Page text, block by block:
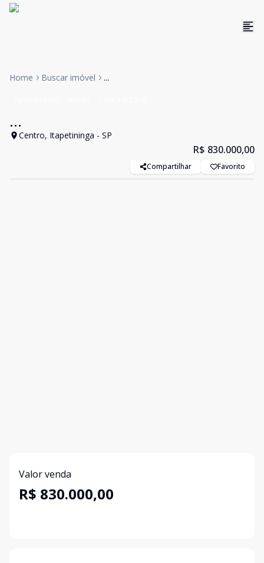
Home Buscar imóvel ...
...
Centro, Itapetininga - SP
R$ 830.000,00
Compartilhar Favorito
Valor venda
R$ 830.000,00